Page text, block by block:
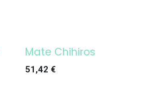
¡OFERTA!
Mate Chihiros
51,42 €